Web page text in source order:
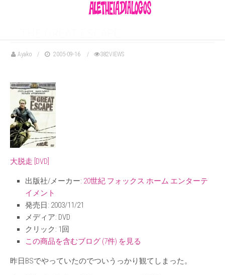
Ayako 2005-09-16 382VIEWS
大脱走 [DVD]
出版社/メーカー: 20世紀 フォックス ホーム エンターテ
イメント
発売日: 2003/11/21
メディア: DVD
クリック: 1回
この商品を含むブログ (7件) を見る
昨日BSでやっていたのでついうっかり観てしまった。